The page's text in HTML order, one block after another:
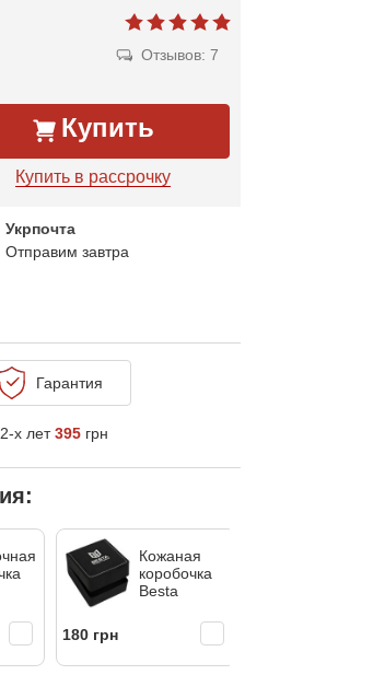
Отзывов: 7
Купить
Купить в рассрочку
Укрпочта
Отправим завтра
Гарантия
х лет395 грн
Кожаная
коробочка
Besta
180 грн